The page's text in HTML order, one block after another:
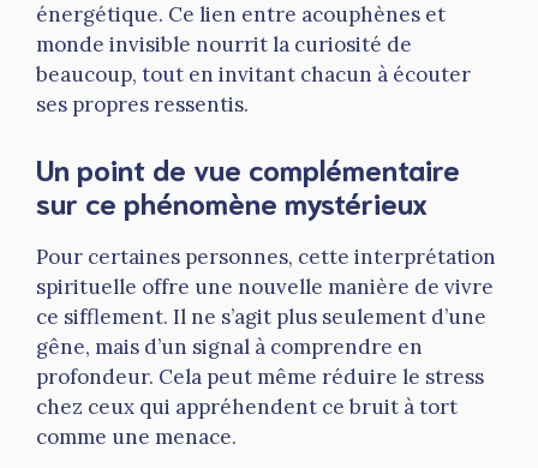
énergétique. Ce lien entre acouphènes et
monde invisible nourrit la curiosité de
beaucoup, tout en invitant chacun à écouter
ses propres ressentis.
Un point de vue complémentaire
sur ce phénomène mystérieux
Pour certaines personnes, cette interprétation
spirituelle offre une nouvelle manière de vivre
ce sifflement. Il ne s’agit plus seulement d’une
gêne, mais d’un signal à comprendre en
profondeur. Cela peut même réduire le stress
chez ceux qui appréhendent ce bruit à tort
comme une menace.